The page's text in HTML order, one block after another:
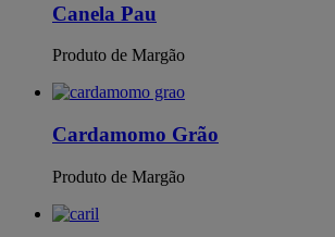
Canela Pau
Produto de Margão
Cardamomo Grão
Produto de Margão